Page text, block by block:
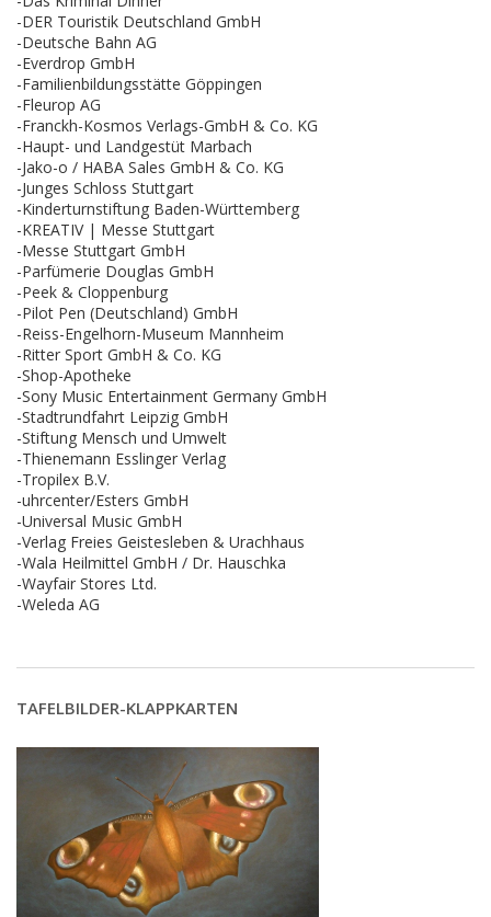
-DER Touristik Deutschland GmbH
-Deutsche Bahn AG
-Everdrop GmbH
-Familienbildungsstätte Göppingen
-Fleurop AG
-Franckh-Kosmos Verlags-GmbH & Co. KG
-Haupt- und Landgestüt Marbach
-Jako-o / HABA Sales GmbH & Co. KG
-Junges Schloss Stuttgart
-Kinderturnstiftung Baden-Württemberg
-KREATIV | Messe Stuttgart
-Messe Stuttgart GmbH
-Parfümerie Douglas GmbH
-Peek & Cloppenburg
-Pilot Pen (Deutschland) GmbH
-Reiss-Engelhorn-Museum Mannheim
-Ritter Sport GmbH & Co. KG
-Shop-Apotheke
-Sony Music Entertainment Germany GmbH
-Stadtrundfahrt Leipzig GmbH
-Stiftung Mensch und Umwelt
-Thienemann Esslinger Verlag
-Tropilex B.V.
-uhrcenter/Esters GmbH
-Universal Music GmbH
-Verlag Freies Geistesleben & Urachhaus
-Wala Heilmittel GmbH / Dr. Hauschka
-Wayfair Stores Ltd.
-Weleda AG
TAFELBILDER-KLAPPKARTEN